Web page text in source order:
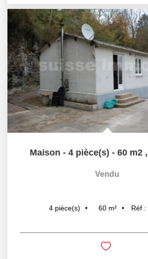
Maison - 4 pièce(s) - 60 m2 ,
Vendu
4 pièce(s) 60 m² Réf :